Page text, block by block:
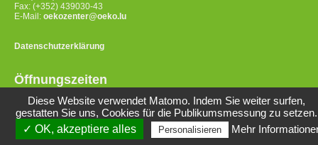
Fax: (+352) 439030-43
E-Mail: oekozenter@oeko.lu
Datenschutzerklärung
Öffnungszeiten
Montag bis Donnerstag
8:00-12:00 Uhr / 14:00-17:00 Uhr
Freitag 8:00-12:00 Uhr
Diese Website verwendet Matomo. Indem Sie weiter surfen,
gestatten Sie uns, Cookies für die Publikumsmessung zu setzen.
✓ OK, akzeptiere alles
Personalisieren Mehr